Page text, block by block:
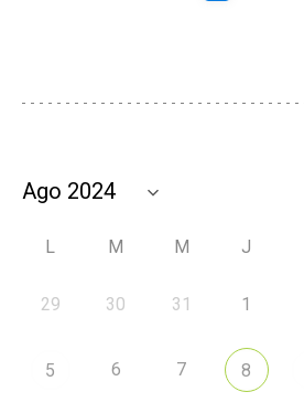
L M M J
29 30 31 1
5 6 7 8